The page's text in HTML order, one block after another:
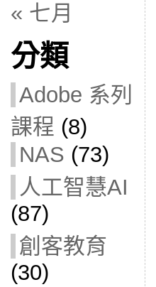
« 七月
分類
Adobe 系列
課程 (8)
NAS (73)
人工智慧AI
(87)
創客教育
(30)